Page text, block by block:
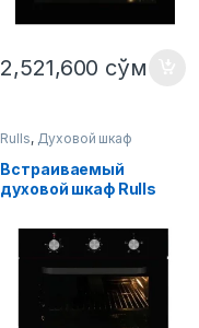
2,521,600 сўм
Rulls, Духовой шкаф
Встраиваемый
духовой шкаф Rulls